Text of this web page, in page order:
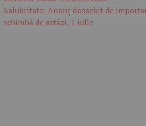
Salubritate: Anunț deosebit de
schimbă de astăzi, 1 iulie